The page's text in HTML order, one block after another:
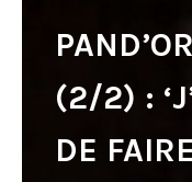
(2/2) :
DE